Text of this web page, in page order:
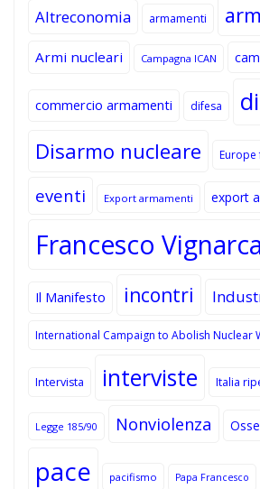
Altreconomia armamenti
Armi nucleari Campagna ICAN
commercio armamenti difesa
Disarmo nucleare Europe
eventi Export armamenti export
Francesco Vignarca
Il Manifesto incontri
International Campaign to Abolish Nuclear
Intervista interviste Italia
Legge 185/90 Nonviolenza
pace pacifismo Papa Francesco